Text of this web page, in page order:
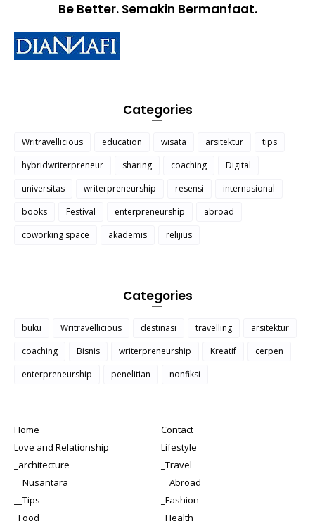
Be Better. Semakin Bermanfaat.
Categories
Writravellicious education wisata arsitektur
tips
hybridwriterpreneur
sharing coaching
Digital
universitas
writerpreneurship resensi
internasional
books
Festival enterpreneurship
abroad
coworking space
akademis relijius
Categories
buku Writravellicious destinasi travelling
arsitektur
coaching
Bisnis writerpreneurship Kreatif
cerpen
enterpreneurship
penelitian nonfiksi
Home
Contact
Love and Relationship
Lifestyle
_architecture
_Travel
__Nusantara
__Abroad
__Tips
_Fashion
_Food
_Health